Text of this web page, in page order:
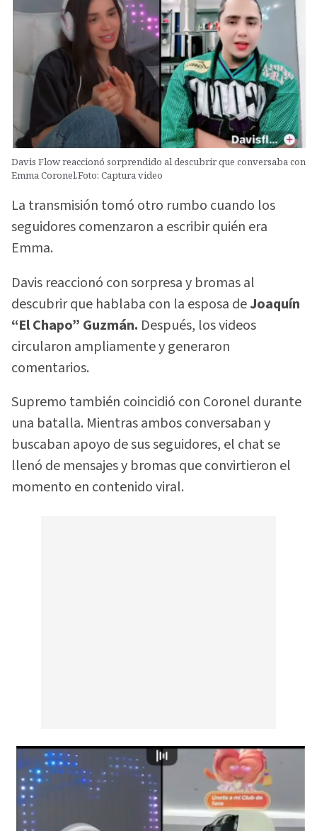
Davis Flow reaccionó sorprendido al descubrir que conversaba con
Emma Coronel.Foto: Captura video
La transmisión tomó otro rumbo cuando los
seguidores comenzaron a escribir quién era
Emma.
Davis reaccionó con sorpresa y bromas al
descubrir que hablaba con la esposa deJoaquín
“El Chapo” Guzmán. Después, los videos
circularon ampliamente y generaron
comentarios.
Supremo también coincidió con Coronel durante
una batalla. Mientras ambos conversaban y
buscaban apoyo de sus seguidores, el chat se
llenó de mensajes y bromas que convirtieron el
momento en contenido viral.